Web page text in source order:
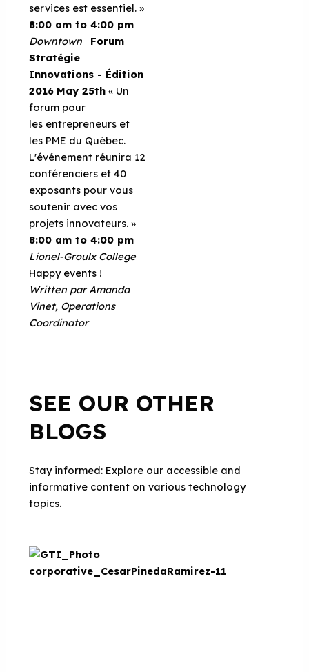
services est essentiel. »
8:00 am to 4:00 pm
Downtown
Forum
Stratégie
Innovations - Édition
2016 May 25th « Un
forum pour
les entrepreneurs et
les PME du Québec.
L'événement réunira 12
conférenciers et 40
exposants pour vous
soutenir avec vos
projets innovateurs. »
8:00 am to 4:00 pm
Lionel-Groulx College
Happy events !
Written par Amanda
Vinet, Operations
Coordinator
SEE OUR OTHER
BLOGS
Stay informed: Explore our accessible and
informative content on various technology
topics.